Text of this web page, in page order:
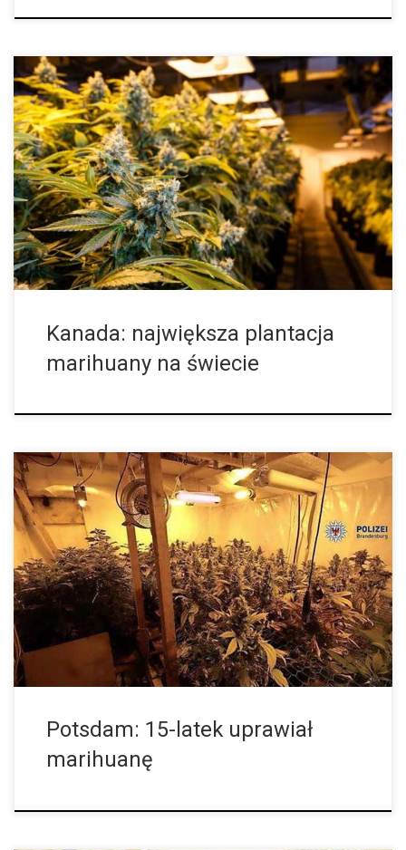
Trudno to sobie wyobrazić, ale mieści ona aż 350.000 roślin.
Często czytamy o „plantacjach” cannaisu, ale mówi się wtedy
najczęściej o kilku roślinach w groboxach albo większych
pomieszczeniach mieszczących co […]
Kanada: największa plantacja
marihuany na świecie
Jak wiadomo, zakazany owoc smakuje najlepiej. Tak też było w
przypadku piętnastoletniego nastolatka z Niemiec. Postanowił
on bowiem zasmakować jednego z zakazanych owoców i od
razu skoczyć na głęboką wodę. […]
Potsdam: 15-latek uprawiał
marihuanę